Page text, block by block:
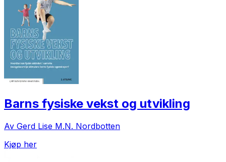
Barns fysiske vekst og utvikling
Av Gerd Lise M.N. Nordbotten
Kjøp her